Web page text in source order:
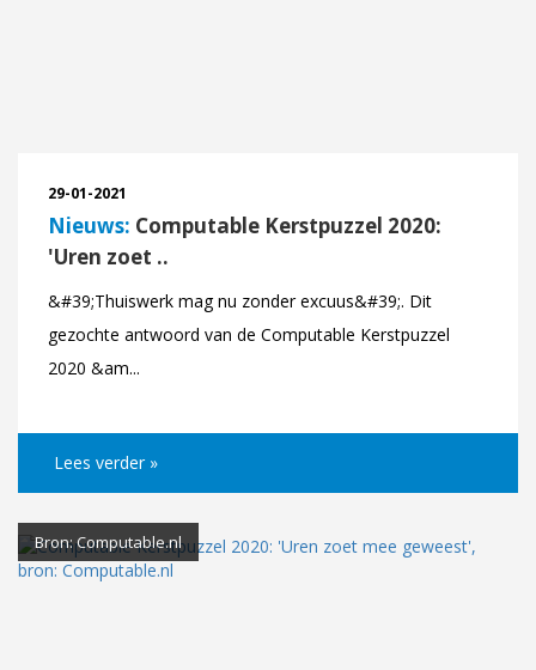
29-01-2021
Nieuws: Computable Kerstpuzzel 2020:
'Uren zoet ..
&#39;Thuiswerk mag nu zonder excuus&#39;. Dit
gezochte antwoord van de Computable Kerstpuzzel
2020 &am...
Lees verder »
Bron: Computable.nl